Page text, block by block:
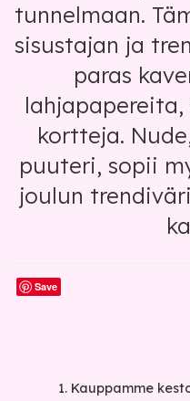
tunnelmaan.
sisustajan ja
paras
kortteja.
puuteri, sopii
joulun
Save
Kauppamme